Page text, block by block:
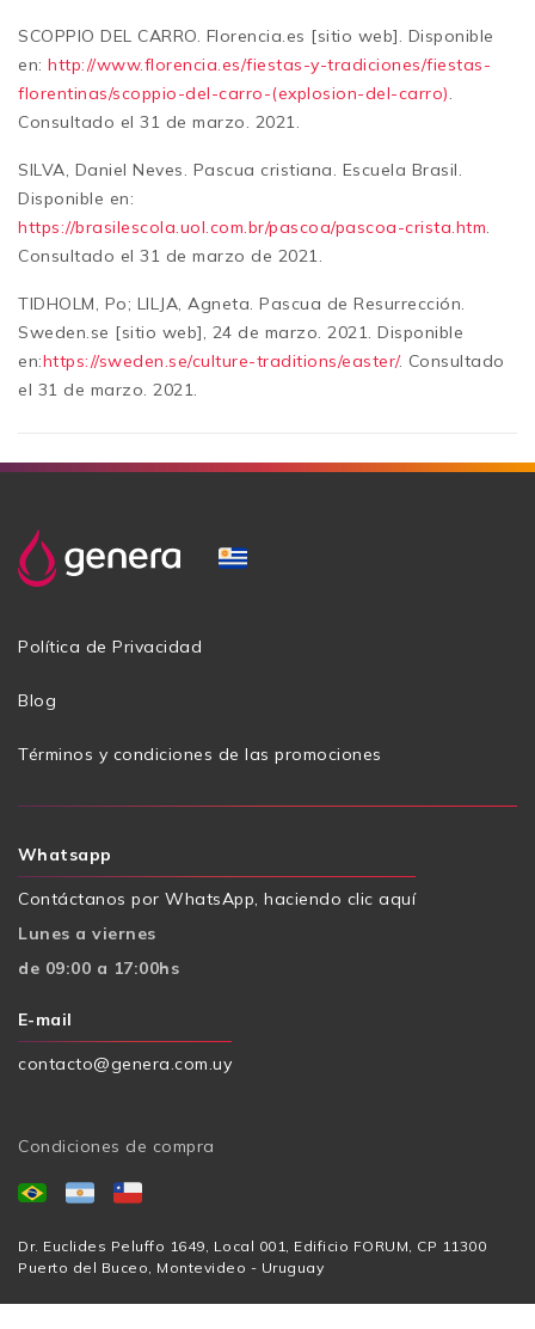
SCOPPIO DEL CARRO. Florencia.es [sitio web]. Disponible
en: http://www.florencia.es/fiestas-y-tradiciones/fiestas-
florentinas/scoppio-del-carro-(explosion-del-carro)
Consultado el 31 de marzo. 2021.
SILVA, Daniel Neves. Pascua cristiana. Escuela Brasil.
Disponible en:
https://brasilescola.uol.com.br/pascoa/pascoa-crista.htm
Consultado el 31 de marzo de 2021.
TIDHOLM, Po; LILJA, Agneta. Pascua de Resurrección.
Sweden.se [sitio web], 24 de marzo. 2021. Disponible
en:https://sweden.se/culture-traditions/easter/. Consultado
el 31 de marzo. 2021.
Política de Privacidad
Blog
Términos y condiciones de las promociones
Whatsapp
Contáctanos por WhatsApp, haciendo clic aquí
Lunes a viernes
de 09:00 a 17:00hs
E-mail
contacto@genera.com.uy
Condiciones de compra
Dr. Euclides Peluffo 1649, Local 001, Edificio FORUM, CP 11300
Puerto del Buceo, Montevideo - Uruguay